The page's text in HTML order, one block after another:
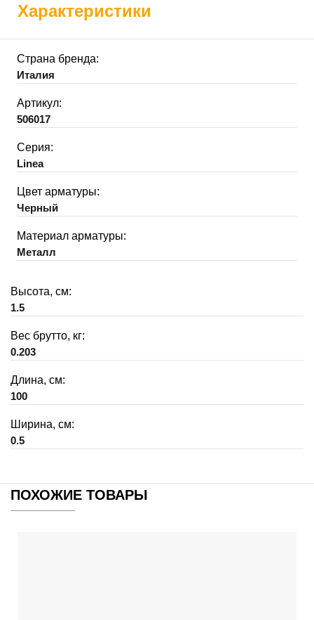
Характеристики
Страна бренда:
Италия
Артикул:
506017
Серия:
Linea
Цвет арматуры:
Черный
Материал арматуры:
Металл
Высота, см:
1.5
Вес брутто, кг:
0.203
Длина, см:
100
Ширина, см:
0.5
ПОХОЖИЕ ТОВАРЫ